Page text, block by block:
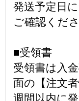
発送予定日
ご確認くださ
■受領書
受領書は入
面の【注文
週間以内に